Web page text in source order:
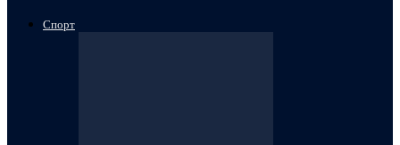
Спорт